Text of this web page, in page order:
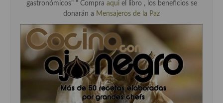
gastronómicos" " Compra aqui el libro , los beneficios se
donarán a Mensajeros de la Paz